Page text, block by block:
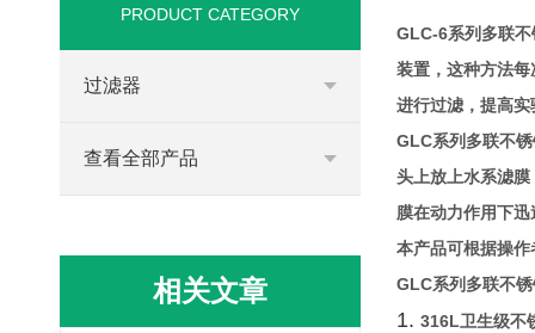
GLC-6系列多联
装置，这种方法
进行过滤 ， 提高实
GLC系列多联不
头上放上水系滤膜
膜在动力作用下
本产品可根据操
GLC系列多联不
1. 316L卫生级不
PRODUCT CATEGORY
过滤器
查看全部产品
相关文章